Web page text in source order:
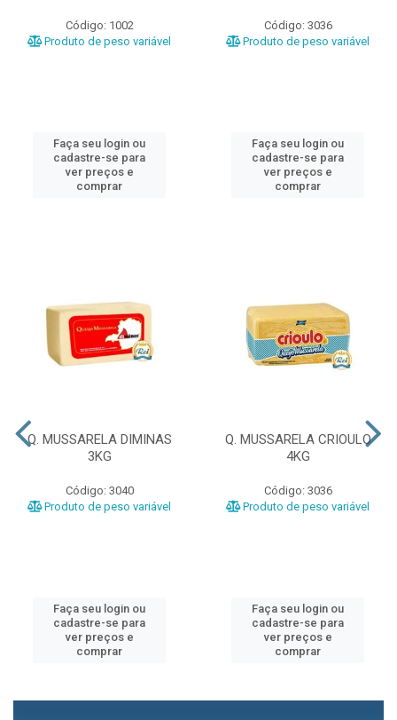
Código: 1002
Produto de peso variável
Faça seu login ou
cadastre-se para
ver preços e
comprar
Código: 3036
Produto de peso variável
Faça seu login ou
cadastre-se para
ver preços e
comprar
Q. MUSSARELA DIMINAS
3KG
Código: 3040
Produto de peso variável
Faça seu login ou
cadastre-se para
ver preços e
comprar
Q. MUSSARELA CRIOULO
4KG
Código: 3036
Produto de peso variável
Faça seu login ou
cadastre-se para
ver preços e
comprar